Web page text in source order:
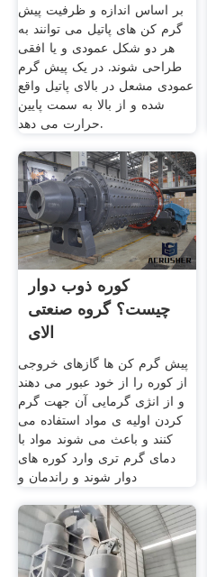
بر اساس اندازه و ظرفیت پیش
گرم کن های پاتیل می توانند به
هر دو شکل عمودی و یا افقی
طراحی شوند. در یک پیش گرم
عمودی مشعل در بالای پاتیل واقع
شده و از بالا به سمت پایین
حرارت می دهد.
کوره ذوب دوار
چیست؟ گروه صنعتی
الای
پیش گرم کن ها گازهای خروجی
از کوره را از خود عبور می دهند
و از انژی گرمایی آن جهت گرم
کردن اولیه ی مواد استفاده می
کنند و باعث می شوند مواد با
دمای گرم تری وارد کوره های
دوار شوند و راندمان و